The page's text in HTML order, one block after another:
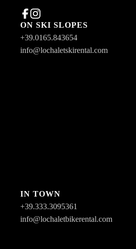
ON SKI SLOPES
+39.0165.843654
info@lochaletskirental.com
IN TOWN
+39.333.3095361
info@lochaletbikerental.com